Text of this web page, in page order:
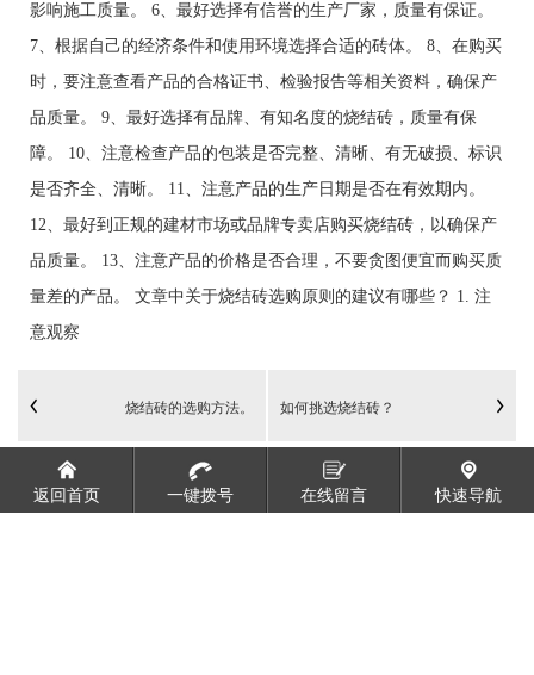
影响施工质量。 6、最好选择有信誉的生产厂家，质量有保证。
7、根据自己的经济条件和使用环境选择合适的砖体。 8、在购买
时，要注意查看产品的合格证书、检验报告等相关资料，确保产
品质量。 9、最好选择有品牌、有知名度的烧结砖，质量有保
障。 10、注意检查产品的包装是否完整、清晰、有无破损、标识
是否齐全、清晰。 11、注意产品的生产日期是否在有效期内。
12、最好到正规的建材市场或品牌专卖店购买烧结砖，以确保产
品质量。 13、注意产品的价格是否合理，不要贪图便宜而购买质
量差的产品。 文章中关于烧结砖选购原则的建议有哪些？ 1. 注
意观察
烧结砖的选购方法。 如何挑选烧结砖？
返回首页 一键拨号 在线留言 快速导航